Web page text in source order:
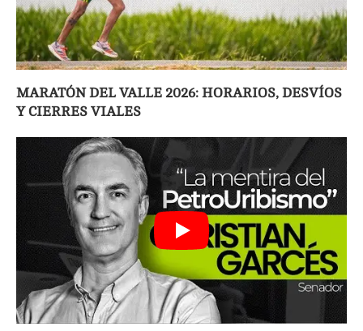
MARATÓN DEL VALLE 2026: HORARIOS, DESVÍOS
Y CIERRES VIALES